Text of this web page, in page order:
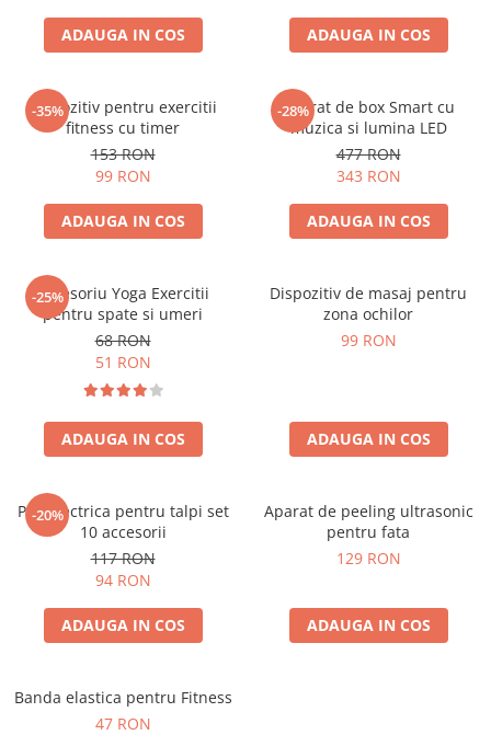
Cadouri Fete
Pentru Copilul din tine
Cadouri de Casa Noua
Cadouri Majorat
Cadouri pentru Nasi
Cadouri pentru Bunici
Cadouri pentru Prieteni
Cadouri pentru Sefi
Cel ce are tot
Cadouri Nunta si Cununie civila
Cani si Termosuri
Jocuri si Puzzle
Produse pentru Calatorie
Seturi de caligrafie
Cadouri Sfantul Alexandru
Cadouri Constantin si Elena
Cadouri Sfanta Maria
Cadouri Sfintii Mihail si Gavriil
ADAUGA IN COS ADAUGA IN COS
-35%
Dispozitiv pentru exercitii
fitness cu timer
153 RON
99 RON
ADAUGA IN COS
-28%
Aparat de box Smart cu
muzica si lumina LED
477 RON
343 RON
ADAUGA IN COS
-25%
Accesoriu Yoga Exercitii
pentru spate si umeri
68 RON
51 RON
ADAUGA IN COS
Dispozitiv de masaj pentru
zona ochilor
99 RON
ADAUGA IN COS
-20%
Pila electrica pentru talpi set
10 accesorii
117 RON
94 RON
ADAUGA IN COS
Aparat de peeling ultrasonic
pentru fata
129 RON
ADAUGA IN COS
Banda elastica pentru Fitness
47 RON